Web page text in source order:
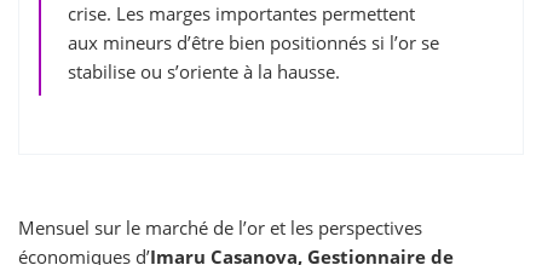
crise. Les marges importantes permettent
aux mineurs d’être bien positionnés si l’or se
stabilise ou s’oriente à la hausse.
Mensuel sur le marché de l’or et les perspectives
économiques d’Imaru Casanova, Gestionnaire de